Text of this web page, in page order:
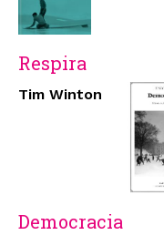
Respira
Tim Winton
Democracia